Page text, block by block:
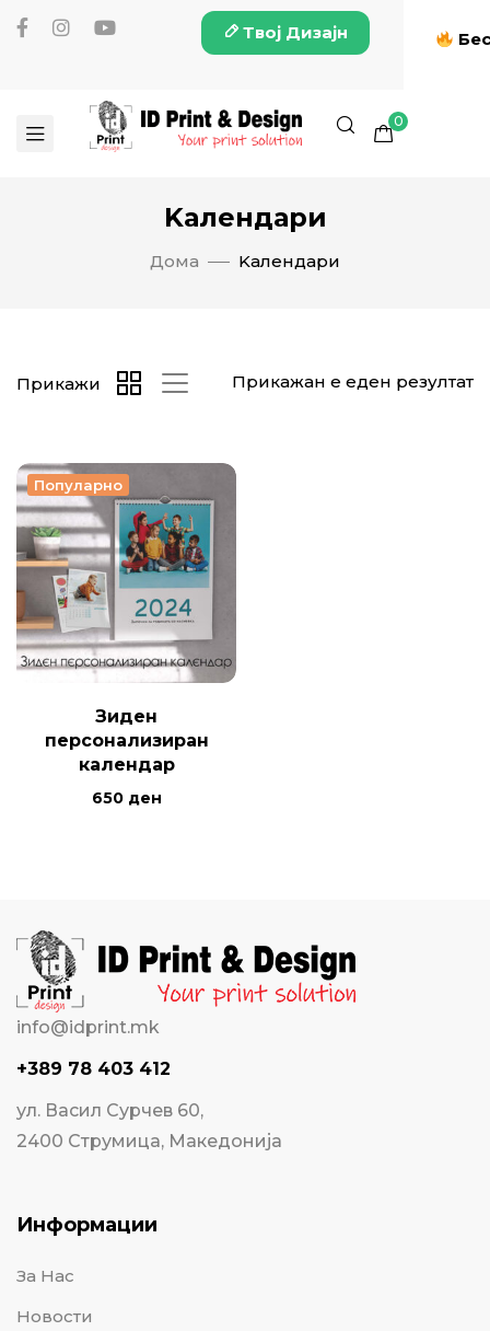
Твој Дизајн
0
Kалендари
Дома Kалендари
Прикажан е еден резултат
Прикажи
Популарно
Зиден
персонализиран
календар
650 ден
info@idprint.mk
+389 78 403 412
ул. Васил Сурчев 60,
2400 Струмица, Македонија
Информации
За Нас
Новости